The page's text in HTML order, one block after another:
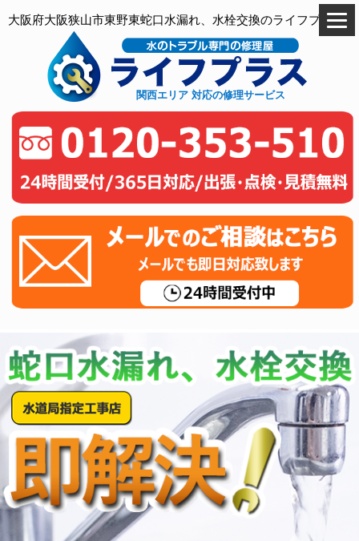
大阪府大阪狭山市東野東蛇口水漏れ、水栓交換のライフプラス
関西エリア 対応の修理サービス